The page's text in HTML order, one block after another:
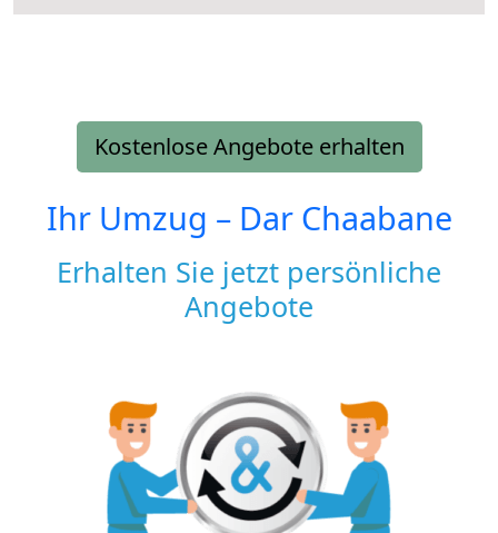
Kostenlose Angebote erhalten
Ihr Umzug – Dar Chaabane
Erhalten Sie jetzt persönliche
Angebote